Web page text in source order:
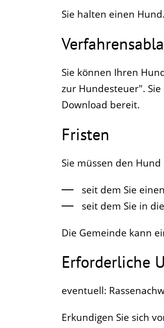
Sie halten einen Hund.
Sie können Ihren
zur Hundesteuer".
Download bereit.
Fristen
Sie müssen den
seit dem Sie
seit dem Sie in
Die Gemeinde kann
Erforderliche
eventuell:
Erkundigen Sie sich